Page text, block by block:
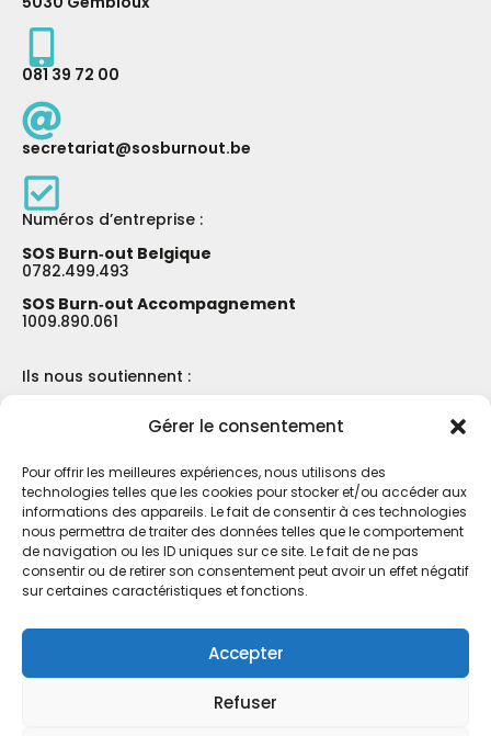
Gérer le consentement
Pour offrir les meilleures expériences, nous utilisons des
technologies telles que les cookies pour stocker et/ou accéder aux
informations des appareils. Le fait de consentir à ces technologies
nous permettra de traiter des données telles que le comportement
de navigation ou les ID uniques sur ce site. Le fait de ne pas
consentir ou de retirer son consentement peut avoir un effet négatif
sur certaines caractéristiques et fonctions.
Accepter
Refuser
081 39 72 00
secretariat@sosburnout.be
Numéros d’entreprise :
SOS Burn‑out Belgique
0782.499.493
SOS Burn‑out Accompagnement
1009.890.061
Ils nous soutiennent :